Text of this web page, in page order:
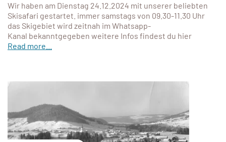
Wir haben am Dienstag 24.12.2024 mit unserer beliebten
Skisafari gestartet. immer samstags von 09.30-11.30 Uhr
das Skigebiet wird zeitnah im Whatsapp-
Kanal bekanntgegeben weitere Infos findest du hier
Read more...